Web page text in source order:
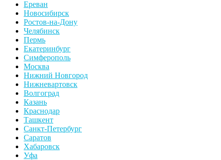
Ереван
Новосибирск
Ростов-на-Дону
Челябинск
Пермь
Екатеринбург
Симферополь
Москва
Нижний Новгород
Нижневартовск
Волгоград
Казань
Краснодар
Ташкент
Санкт-Петербург
Саратов
Хабаровск
Уфа